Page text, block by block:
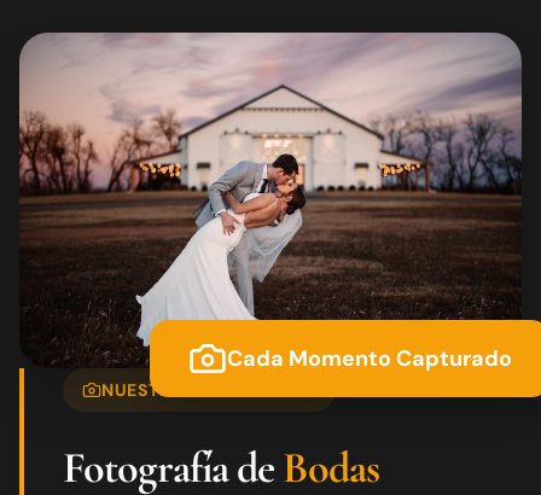
Cada Momento Capturado
NUESTRA ESPECIALIDAD
Fotografía deBodas